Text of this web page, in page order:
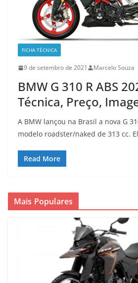
FICHA TÉCNICA
9 de setembro de 2021 Marcelo Souza
BMW G 310 R ABS
Técnica, Preço,
A BMW lançou na Brasil a nova G
modelo roadster/naked de 313 cc.
Read More
Mais Populares